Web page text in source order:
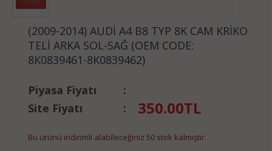
(2009-2014) AUDİ A4 B8 TYP 8K CAM KRİKO
TELİ ARKA SOL-SAĞ (OEM CODE:
8K0839461-8K0839462)
Piyasa Fiyatı
:
Site Fiyatı
: 350.00TL
Bu ürünü indirimli alabileceğiniz 50 stok kalmıştır.